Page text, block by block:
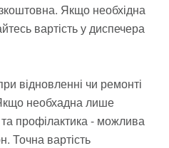
Якщо необхідна
вартість у диспечера
відновленні чи ремонті
необхадна лише
профілактика - можлива
Точна вартість